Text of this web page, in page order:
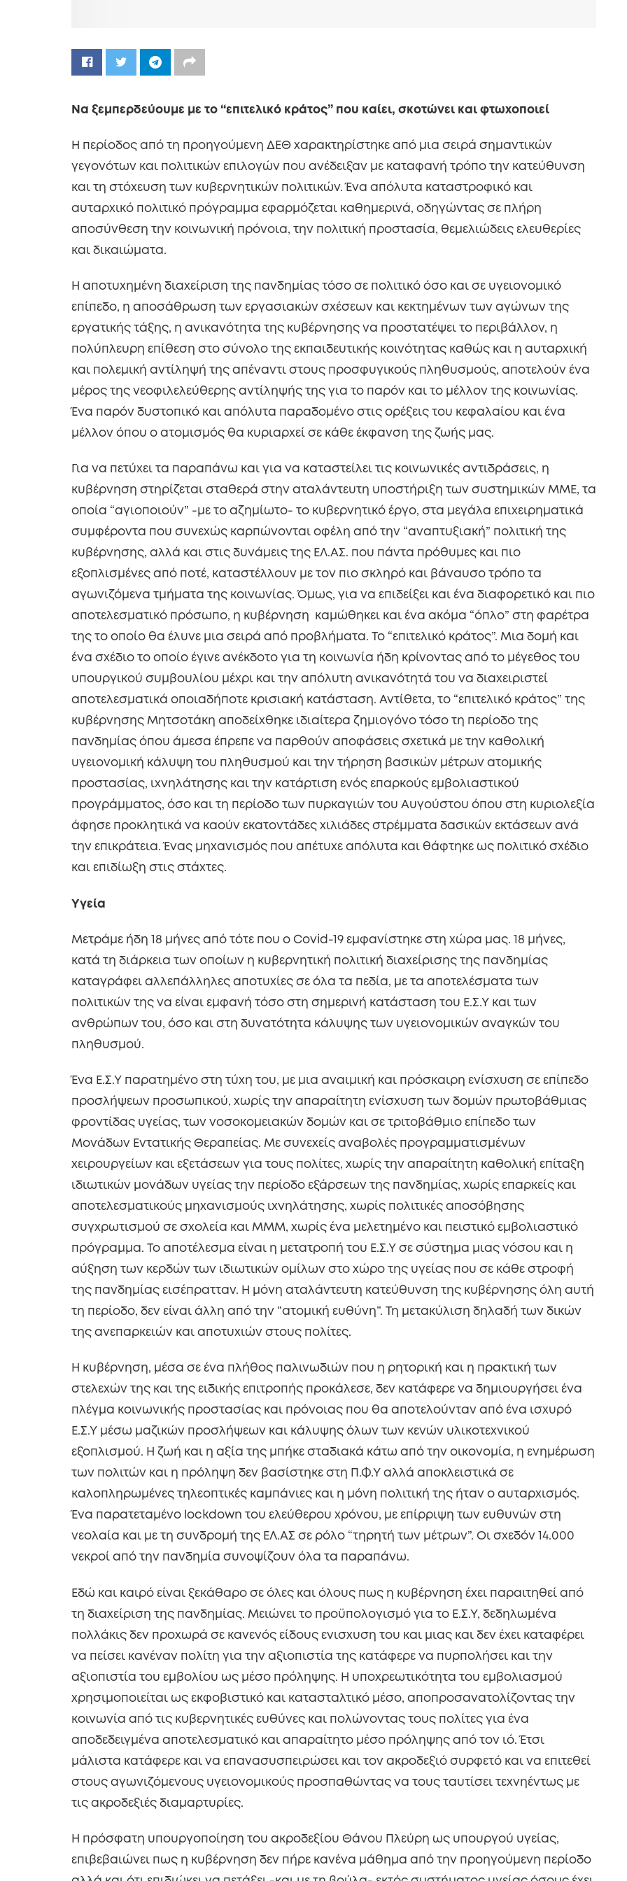
Να ξεμπερδεύουμε με το “επιτελικό κράτος” που καίει, σκοτώνει και φτωχοποιεί
Η περίοδος από τη προηγούμενη ΔΕΘ χαρακτηρίστηκε από μια σειρά σημαντικών
γεγονότων και πολιτικών επιλογών που ανέδειξαν με καταφανή τρόπο την κατεύθυνση
και τη στόχευση των κυβερνητικών πολιτικών. Ένα απόλυτα καταστροφικό και
αυταρχικό πολιτικό πρόγραμμα εφαρμόζεται καθημερινά, οδηγώντας σε πλήρη
αποσύνθεση την κοινωνική πρόνοια, την πολιτική προστασία, θεμελιώδεις ελευθερίες
και δικαιώματα.
Η αποτυχημένη διαχείριση της πανδημίας τόσο σε πολιτικό όσο και σε υγειονομικό
επίπεδο, η αποσάθρωση των εργασιακών σχέσεων και κεκτημένων των αγώνων της
εργατικής τάξης, η ανικανότητα της κυβέρνησης να προστατέψει το περιβάλλον, η
πολύπλευρη επίθεση στο σύνολο της εκπαιδευτικής κοινότητας καθώς και η αυταρχική
και πολεμική αντίληψή της απέναντι στους προσφυγικούς πληθυσμούς, αποτελούν ένα
μέρος της νεοφιλελεύθερης αντίληψής της για το παρόν και το μέλλον της κοινωνίας.
Ένα παρόν δυστοπικό και απόλυτα παραδομένο στις ορέξεις του κεφαλαίου και ένα
μέλλον όπου ο ατομισμός θα κυριαρχεί σε κάθε έκφανση της ζωής μας.
Για να πετύχει τα παραπάνω και για να καταστείλει τις κοινωνικές αντιδράσεις, η
κυβέρνηση στηρίζεται σταθερά στην αταλάντευτη υποστήριξη των συστημικών ΜΜΕ, τα
οποία “αγιοποιούν” -με το αζημίωτο- το κυβερνητικό έργο, στα μεγάλα επιχειρηματικά
συμφέροντα που συνεχώς καρπώνονται οφέλη από την “αναπτυξιακή” πολιτική της
κυβέρνησης, αλλά και στις δυνάμεις της ΕΛ.ΑΣ. που πάντα πρόθυμες και πιο
εξοπλισμένες από ποτέ, καταστέλλουν με τον πιο σκληρό και βάναυσο τρόπο τα
αγωνιζόμενα τμήματα της κοινωνίας. Όμως, για να επιδείξει και ένα διαφορετικό και πιο
αποτελεσματικό πρόσωπο, η κυβέρνηση καμώθηκει και ένα ακόμα “όπλο” στη φαρέτρα
της το οποίο θα έλυνε μια σειρά από προβλήματα. Το “επιτελικό κράτος”. Μια δομή και
ένα σχέδιο το οποίο έγινε ανέκδοτο για τη κοινωνία ήδη κρίνοντας από το μέγεθος του
υπουργικού συμβουλίου μέχρι και την απόλυτη ανικανότητά του να διαχειριστεί
αποτελεσματικά οποιαδήποτε κρισιακή κατάσταση. Αντίθετα, το “επιτελικό κράτος” της
κυβέρνησης Μητσοτάκη αποδείχθηκε ιδιαίτερα ζημιογόνο τόσο τη περίοδο της
πανδημίας όπου άμεσα έπρεπε να παρθούν αποφάσεις σχετικά με την καθολική
υγειονομική κάλυψη του πληθυσμού και την τήρηση βασικών μέτρων ατομικής
προστασίας, ιχνηλάτησης και την κατάρτιση ενός επαρκούς εμβολιαστικού
προγράμματος, όσο και τη περίοδο των πυρκαγιών του Αυγούστου όπου στη κυριολεξία
άφησε προκλητικά να καούν εκατοντάδες χιλιάδες στρέμματα δασικών εκτάσεων ανά
την επικράτεια. Ένας μηχανισμός που απέτυχε απόλυτα και θάφτηκε ως πολιτικό σχέδιο
και επιδίωξη στις στάχτες.
Υγεία
Μετράμε ήδη 18 μήνες από τότε που ο Covid-19 εμφανίστηκε στη χώρα μας. 18 μήνες,
κατά τη διάρκεια των οποίων η κυβερνητική πολιτική διαχείρισης της πανδημίας
καταγράφει αλλεπάλληλες αποτυχίες σε όλα τα πεδία, με τα αποτελέσματα των
πολιτικών της να είναι εμφανή τόσο στη σημερινή κατάσταση του Ε.Σ.Υ και των
ανθρώπων του, όσο και στη δυνατότητα κάλυψης των υγειονομικών αναγκών του
πληθυσμού.
Ένα Ε.Σ.Υ παρατημένο στη τύχη του, με μια αναιμική και πρόσκαιρη ενίσχυση σε επίπεδο
προσλήψεων προσωπικού, χωρίς την απαραίτητη ενίσχυση των δομών πρωτοβάθμιας
φροντίδας υγείας, των νοσοκομειακών δομών και σε τριτοβάθμιο επίπεδο των
Μονάδων Εντατικής Θεραπείας. Με συνεχείς αναβολές προγραμματισμένων
χειρουργείων και εξετάσεων για τους πολίτες, χωρίς την απαραίτητη καθολική επίταξη
ιδιωτικών μονάδων υγείας την περίοδο εξάρσεων της πανδημίας, χωρίς επαρκείς και
αποτελεσματικούς μηχανισμούς ιχνηλάτησης, χωρίς πολιτικές αποσόβησης
συγχρωτισμού σε σχολεία και ΜΜΜ, χωρίς ένα μελετημένο και πειστικό εμβολιαστικό
πρόγραμμα. Το αποτέλεσμα είναι η μετατροπή του Ε.Σ.Υ σε σύστημα μιας νόσου και η
αύξηση των κερδών των ιδιωτικών ομίλων στο χώρο της υγείας που σε κάθε στροφή
της πανδημίας εισέπρατταν. Η μόνη αταλάντευτη κατεύθυνση της κυβέρνησης όλη αυτή
τη περίοδο, δεν είναι άλλη από την “ατομική ευθύνη”. Τη μετακύλιση δηλαδή των δικών
της ανεπαρκειών και αποτυχιών στους πολίτες.
Η κυβέρνηση, μέσα σε ένα πλήθος παλινωδιών που η ρητορική και η πρακτική των
στελεχών της και της ειδικής επιτροπής προκάλεσε, δεν κατάφερε να δημιουργήσει ένα
πλέγμα κοινωνικής προστασίας και πρόνοιας που θα αποτελούνταν από ένα ισχυρό
Ε.Σ.Υ μέσω μαζικών προσλήψεων και κάλυψης όλων των κενών υλικοτεχνικού
εξοπλισμού. Η ζωή και η αξία της μπήκε σταδιακά κάτω από την οικονομία, η ενημέρωση
των πολιτών και η πρόληψη δεν βασίστηκε στη Π.Φ.Υ αλλά αποκλειστικά σε
καλοπληρωμένες τηλεοπτικές καμπάνιες και η μόνη πολιτική της ήταν ο αυταρχισμός.
Ένα παρατεταμένο lockdown του ελεύθερου χρόνου, με επίρριψη των ευθυνών στη
νεολαία και με τη συνδρομή της ΕΛ.ΑΣ σε ρόλο “τηρητή των μέτρων”. Οι σχεδόν 14.000
νεκροί από την πανδημία συνοψίζουν όλα τα παραπάνω.
Εδώ και καιρό είναι ξεκάθαρο σε όλες και όλους πως η κυβέρνηση έχει παραιτηθεί από
τη διαχείριση της πανδημίας. Μειώνει το προϋπολογισμό για το Ε.Σ.Υ, δεδηλωμένα
πολλάκις δεν προχωρά σε κανενός είδους ενισχυση του και μιας και δεν έχει καταφέρει
να πείσει κανέναν πολίτη για την αξιοπιστία της κατάφερε να πυρπολήσει και την
αξιοπιστία του εμβολίου ως μέσο πρόληψης. Η υποχρεωτικότητα του εμβολιασμού
χρησιμοποιείται ως εκφοβιστικό και κατασταλτικό μέσο, αποπροσανατολίζοντας την
κοινωνία από τις κυβερνητικές ευθύνες και πολώνοντας τους πολίτες για ένα
αποδεδειγμένα αποτελεσματικό και απαραίτητο μέσο πρόληψης από τον ιό. Έτσι
μάλιστα κατάφερε και να επανασυσπειρώσει και τον ακροδεξιό συρφετό και να επιτεθεί
στους αγωνιζόμενους υγειονομικούς προσπαθώντας να τους ταυτίσει τεχνηέντως με
τις ακροδεξιές διαμαρτυρίες.
Η πρόσφατη υπουργοποίηση του ακροδεξίου Θάνου Πλεύρη ως υπουργού υγείας,
επιβεβαιώνει πως η κυβέρνηση δεν πήρε κανένα μάθημα από την προηγούμενη περίοδο